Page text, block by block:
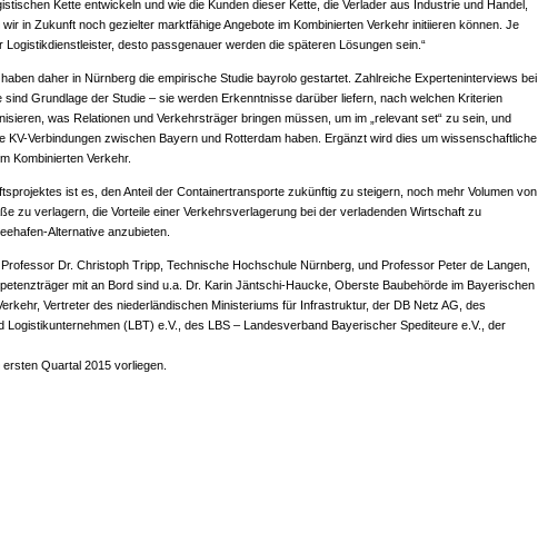
Kette entwickeln und wie die Kunden dieser Kette, die Verlader aus Industrie und Handel,
in Zukunft noch gezielter marktfähige Angebote im Kombinierten Verkehr initiieren können. Je
desto passgenauer werden die späteren Lösungen sein.“
daher in Nürnberg die empirische Studie bayrolo gestartet. Zahlreiche Experteninterviews bei
Grundlage der Studie – sie werden Erkenntnisse darüber liefern, nach welchen Kriterien
was Relationen und Verkehrsträger bringen müssen, um im „relevant set“ zu sein, und
KV-Verbindungen zwischen Bayern und Rotterdam haben. Ergänzt wird dies um wissenschaftliche
Kombinierten Verkehr.
ist es, den Anteil der Containertransporte zukünftig zu steigern, noch mehr Volumen von
zu verlagern, die Vorteile einer Verkehrsverlagerung bei der verladenden Wirtschaft zu
Alternative anzubieten.
Dr. Christoph Tripp, Technische Hochschule Nürnberg, und Professor Peter de Langen,
mit an Bord sind u.a. Dr. Karin Jäntschi-Haucke, Oberste Baubehörde im Bayerischen
Vertreter des niederländischen Ministeriums für Infrastruktur, der DB Netz AG, des
(LBT) e.V., des LBS – Landesverband Bayerischer Spediteure e.V., der
ersten Quartal 2015 vorliegen.